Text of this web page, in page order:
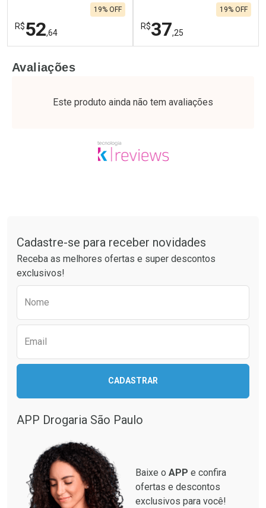
R$52,64
19% OFF
Laboratório
Ativar Desconto
Comprar sem Desconto
Por Menos
Comprar sem Desconto
Por R$ 52,64/cada
R$37,25
19% OFF
Laboratório
Ativar Desconto
Comprar sem Desconto
Por Menos
Comprar sem Desconto
Avaliações
Este produto ainda não tem avaliações
Cadastre-se para receber novidades
Receba as melhores ofertas e super descontos
exclusivos!
Nome
Email
CADASTRAR
APP Drogaria São Paulo
Baixe o APP e confira
ofertas e descontos
exclusivos para você!